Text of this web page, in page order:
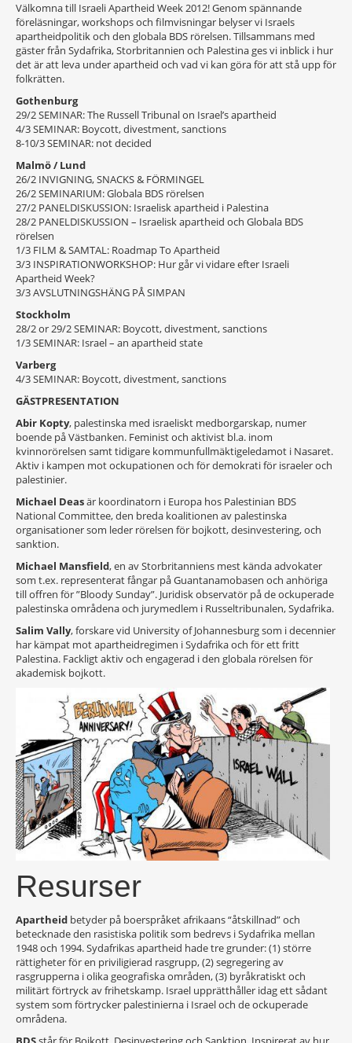
Välkomna till Israeli Apartheid Week 2012! Genom spännande
föreläsningar, workshops och filmvisningar belyser vi Israels
apartheidpolitik och den globala BDS rörelsen. Tillsammans med
gäster från Sydafrika, Storbritannien och Palestina ges vi inblick i hur
det är att leva under apartheid och vad vi kan göra för att stå upp för
folkrätten.
Gothenburg
29/2 SEMINAR: The Russell Tribunal on Israel’s apartheid
4/3 SEMINAR: Boycott, divestment, sanctions
8-10/3 SEMINAR: not decided
Malmö / Lund
26/2 INVIGNING, SNACKS & FÖRMINGEL
26/2 SEMINARIUM: Globala BDS rörelsen
27/2 PANELDISKUSSION: Israelisk apartheid i Palestina
28/2 PANELDISKUSSION – Israelisk apartheid och Globala BDS
rörelsen
1/3 FILM & SAMTAL: Roadmap To Apartheid
3/3 INSPIRATIONWORKSHOP: Hur går vi vidare efter Israeli
Apartheid Week?
3/3 AVSLUTNINGSHÄNG PÅ SIMPAN
Stockholm
28/2 or 29/2 SEMINAR: Boycott, divestment, sanctions
1/3 SEMINAR: Israel – an apartheid state
Varberg
4/3 SEMINAR: Boycott, divestment, sanctions
GÄSTPRESENTATION
Abir Kopty, palestinska med israeliskt medborgarskap, numer
boende på Västbanken. Feminist och aktivist bl.a. inom
kvinnorörelsen samt tidigare kommunfullmäktigeledamot i Nasaret.
Aktiv i kampen mot ockupationen och för demokrati för israeler och
palestinier.
Michael Deasär koordinatorn i Europa hos Palestinian BDS
National Committee, den breda koalitionen av palestinska
organisationer som leder rörelsen för bojkott, desinvestering, och
sanktion.
Michael Mansfield, en av Storbritanniens mest kända advokater
som t.ex. representerat fångar på Guantanamobasen och anhöriga
till offren för ”Bloody Sunday”. Juridisk observatör på de ockuperade
palestinska områdena och jurymedlem i Russeltribunalen, Sydafrika.
Salim Vally, forskare vid University of Johannesburg som i decennier
har kämpat mot apartheidregimen i Sydafrika och för ett fritt
Palestina. Fackligt aktiv och engagerad i den globala rörelsen för
akademisk bojkott.
Resurser
Apartheid betyder på boerspråket afrikaans “åtskillnad” och
betecknade den rasistiska politik som bedrevs i Sydafrika mellan
1948 och 1994. Sydafrikas apartheid hade tre grunder: (1) större
rättigheter för en priviligierad rasgrupp, (2) segregering av
rasgrupperna i olika geografiska områden, (3) byråkratiskt och
militärt förtryck av frihetskamp. Israel upprätthåller idag ett sådant
system som förtrycker palestinierna i Israel och de ockuperade
områdena.